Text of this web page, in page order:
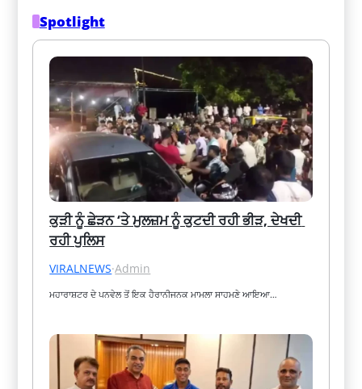
Spotlight
ਕੁੜੀ ਨੂੰ ਛੇੜਨ ‘ਤੇ ਮੁਲਜ਼ਮ ਨੂੰ ਕੁਟਦੀ ਰਹੀ ਭੀੜ, ਦੇਖਦੀ
ਰਹੀ ਪੁਲਿਸ
VIRALNEWS·Admin
ਮਹਾਰਾਸ਼ਟਰ ਦੇ ਪਨਵੇਲ ਤੋਂ ਇਕ ਹੈਰਾਨੀਜਨਕ ਮਾਮਲਾ ਸਾਹਮਣੇ ਆਇਆ…